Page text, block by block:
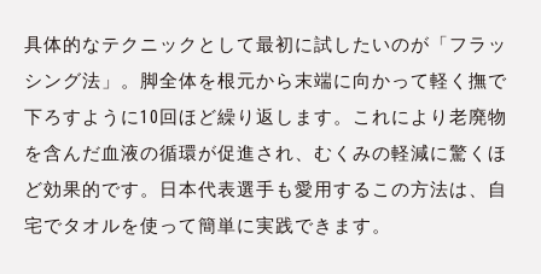
具体的なテクニックとして最初に試したいのが「フラッ
シング法」。脚全体を根元から末端に向かって軽く撫で
下ろすように10回ほど繰り返します。これにより老廃物
を含んだ血液の循環が促進され、むくみの軽減に驚くほ
ど効果的です。日本代表選手も愛用するこの方法は、自
宅でタオルを使って簡単に実践できます。